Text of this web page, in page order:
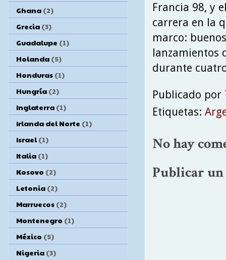
Francia 98, y
carrera en la
marco:
lanzamientos
durante
Publicado por
Etiquetas:
No hay
Publicar
Ghana (2)
Grecia (3)
Guadalupe (1)
Holanda (5)
Honduras (1)
Hungría (2)
Inglaterra (1)
Irlanda del Norte (1)
Israel (1)
Italia (1)
Kosovo (2)
Letonia (2)
Marruecos (2)
Montenegro (1)
México (5)
Nigeria (3)